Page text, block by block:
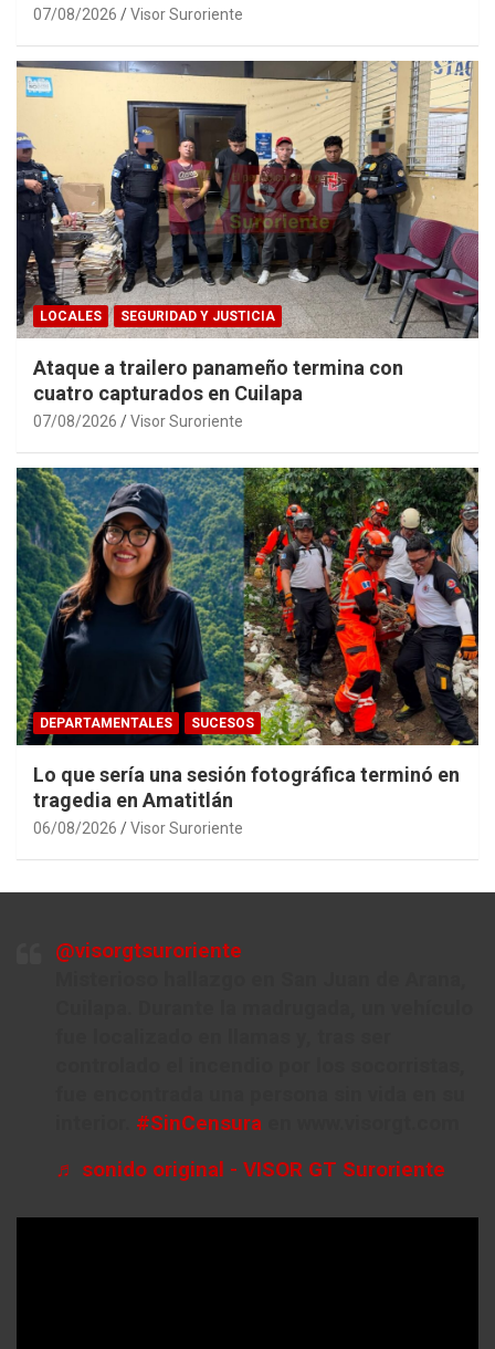
07/08/2026 Visor Suroriente
LOCALES SEGURIDAD Y JUSTICIA
Ataque a trailero panameño termina con
cuatro capturados en Cuilapa
07/08/2026 Visor Suroriente
DEPARTAMENTALES SUCESOS
Lo que sería una sesión fotográfica terminó en
tragedia en Amatitlán
06/08/2026 Visor Suroriente
@visorgtsuroriente
#SinCensura
♬ sonido original - VISOR GT Suroriente